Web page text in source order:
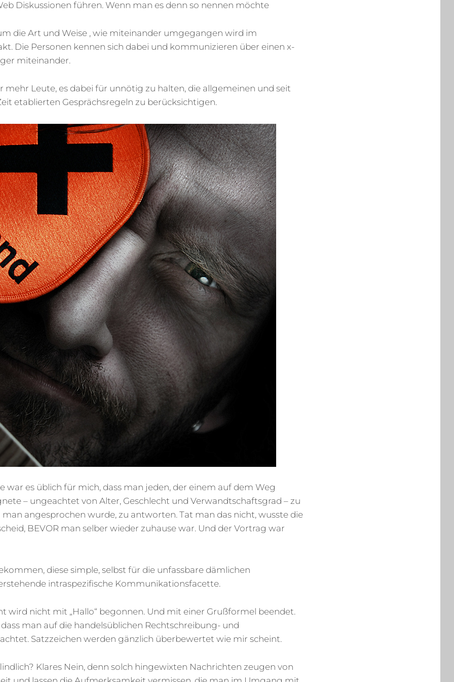
Diskussionen führen. Wenn man es denn so nennen möchte
die Art und Weise , wie miteinander umgegangen wird im
Die Personen kennen sich dabei und kommunizieren über einen x-
miteinander.
Leute, es dabei für unnötig zu halten, die allgemeinen und seit
etablierten Gesprächsregeln zu berücksichtigen.
war es üblich für mich, dass man jeden, der einem auf dem Weg
– ungeachtet von Alter, Geschlecht und Verwandtschaftsgrad – zu
angesprochen wurde, zu antworten. Tat man das nicht, wusste die
BEVOR man selber wieder zuhause war. Und der Vortrag war
diese simple, selbst für die unfassbare dämlichen
intraspezifische Kommunikationsfacette.
wird nicht mit „Hallo“ begonnen. Und mit einer Grußformel beendet.
man auf die handelsüblichen Rechtschreibung- und
Satzzeichen werden gänzlich überbewertet wie mir scheint.
Klares Nein, denn solch hingewixten Nachrichten zeugen von